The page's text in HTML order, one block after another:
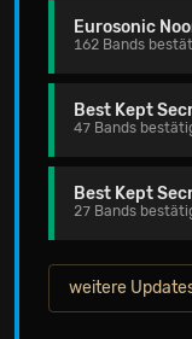
Eurosonic
162 Bands
Best Kept
47 Bands
Best Kept
27 Bands
weitere